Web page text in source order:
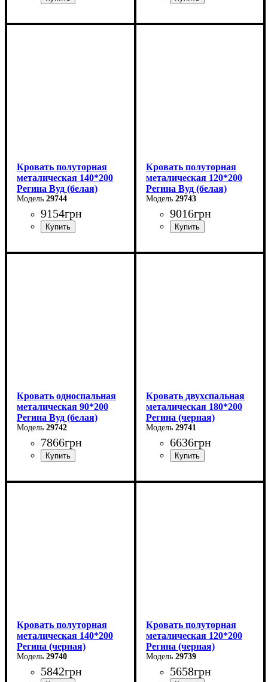
Ширина: 90 см
Ширина: 180 см
Кровать полуторная
металическая 140*200
Регина Вуд (белая)
29744
9154грн
Ширина: 140 см
Кровать полуторная
металическая 120*200
Регина Вуд (белая)
29743
9016грн
Ширина: 120 см
Кровать односпальная
металическая 90*200
Регина Вуд (белая)
29742
7866грн
Ширина: 90 см
Кровать двухспальная
металическая 180*200
Регина (черная)
29741
6636грн
Ширина: 180 см
Кровать полуторная
металическая 140*200
Регина (черная)
29740
5842грн
Кровать полуторная
металическая 120*200
Регина (черная)
29739
5658грн